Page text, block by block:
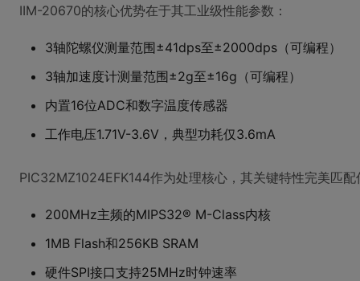
IIM-20670的核心优势在于其工业级性能参数：
3轴陀螺仪测量范围±41dps至±2000dps（可编程）
3轴加速度计测量范围±2g至±16g（可编程）
内置16位ADC和数字温度传感器
工作电压1.71V-3.6V，典型功耗仅3.6mA
PIC32MZ1024EFK144作为处理核心，其关键特性完美匹
200MHz主频的MIPS32® M-Class内核
1MB Flash和256KB SRAM
硬件SPI接口支持25MHz时钟速率